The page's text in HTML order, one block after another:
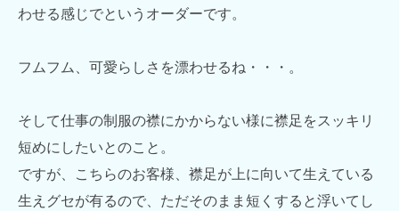
わせる感じでというオーダーです。
フムフム、可愛らしさを漂わせるね・・・。
そして仕事の制服の襟にかからない様に襟足をスッキリ
短めにしたいとのこと。
ですが、こちらのお客様、襟足が上に向いて生えている
生えグセが有るので、ただそのまま短くすると浮いてし